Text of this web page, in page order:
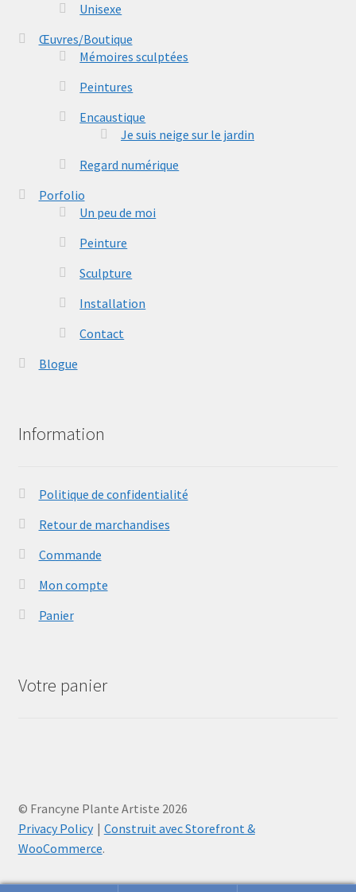
Unisexe
Œuvres/Boutique
Mémoires sculptées
Peintures
Encaustique
Je suis neige sur le jardin
Regard numérique
Porfolio
Un peu de moi
Peinture
Sculpture
Installation
Contact
Blogue
Information
Politique de confidentialité
Retour de marchandises
Commande
Mon compte
Panier
Votre panier
© Francyne Plante Artiste 2026
Privacy Policy
Construit avec Storefront &
WooCommerce.